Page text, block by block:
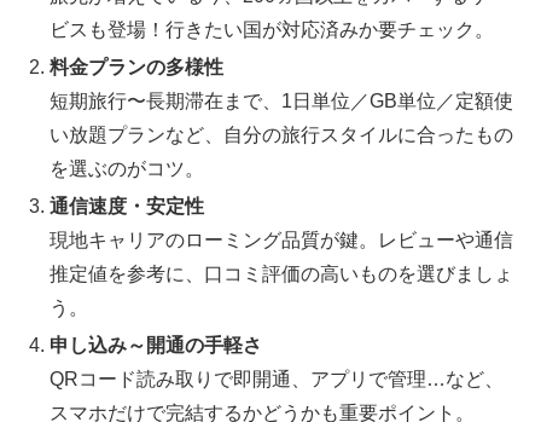
ビスも登場！行きたい国が対応済みか要チェック。
料金プランの多様性
短期旅行〜長期滞在まで、1日単位／GB単位／定額使
い放題プランなど、自分の旅行スタイルに合ったもの
を選ぶのがコツ。
通信速度・安定性
現地キャリアのローミング品質が鍵。レビューや通信
推定値を参考に、口コミ評価の高いものを選びましょ
う。
申し込み～開通の手軽さ
QRコード読み取りで即開通、アプリで管理…など、
スマホだけで完結するかどうかも重要ポイント。